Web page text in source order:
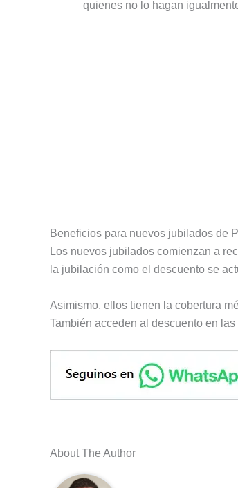
quienes no lo hagan
Beneficios para nuevos jubilados de
Los nuevos jubilados comienzan a
la jubilación como el descuento se
Asimismo, ellos tienen la cobertura
También acceden al descuento en
About The Author